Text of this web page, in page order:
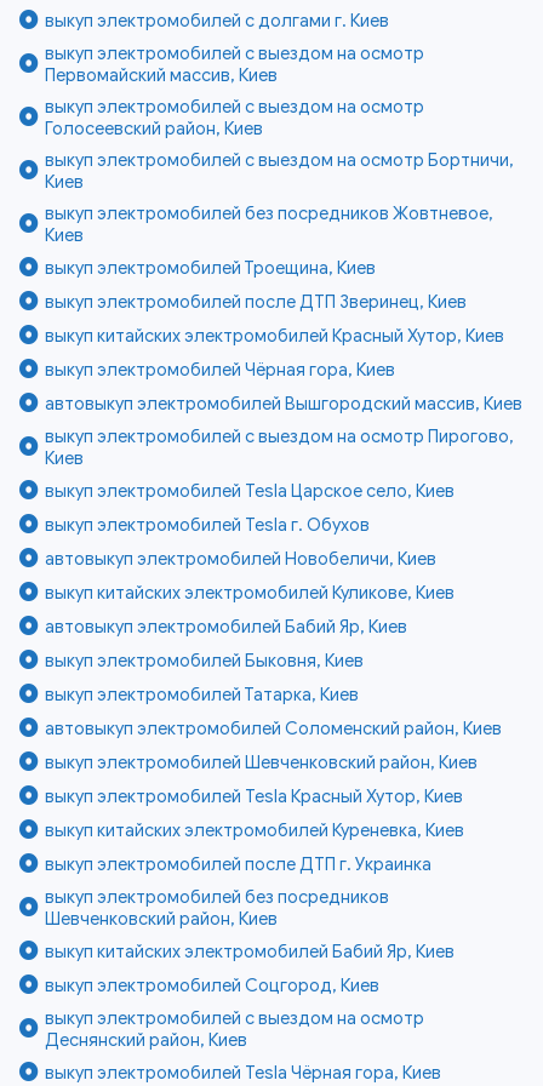
выкуп электромобилей с долгами г. Киев
выкуп электромобилей с выездом на осмотр
Первомайский массив, Киев
выкуп электромобилей с выездом на осмотр
Голосеевский район, Киев
выкуп электромобилей с выездом на осмотр Бортничи,
Киев
выкуп электромобилей без посредников Жовтневое,
Киев
выкуп электромобилей Троещина, Киев
выкуп электромобилей после ДТП Зверинец, Киев
выкуп китайских электромобилей Красный Хутор, Киев
выкуп электромобилей Чёрная гора, Киев
автовыкуп электромобилей Вышгородский массив, Киев
выкуп электромобилей с выездом на осмотр Пирогово,
Киев
выкуп электромобилей Tesla Царское село, Киев
выкуп электромобилей Tesla г. Обухов
автовыкуп электромобилей Новобеличи, Киев
выкуп китайских электромобилей Куликове, Киев
автовыкуп электромобилей Бабий Яр, Киев
выкуп электромобилей Быковня, Киев
выкуп электромобилей Татарка, Киев
автовыкуп электромобилей Соломенский район, Киев
выкуп электромобилей Шевченковский район, Киев
выкуп электромобилей Tesla Красный Хутор, Киев
выкуп китайских электромобилей Куреневка, Киев
выкуп электромобилей после ДТП г. Украинка
выкуп электромобилей без посредников
Шевченковский район, Киев
выкуп китайских электромобилей Бабий Яр, Киев
выкуп электромобилей Соцгород, Киев
выкуп электромобилей с выездом на осмотр
Деснянский район, Киев
выкуп электромобилей Tesla Чёрная гора, Киев